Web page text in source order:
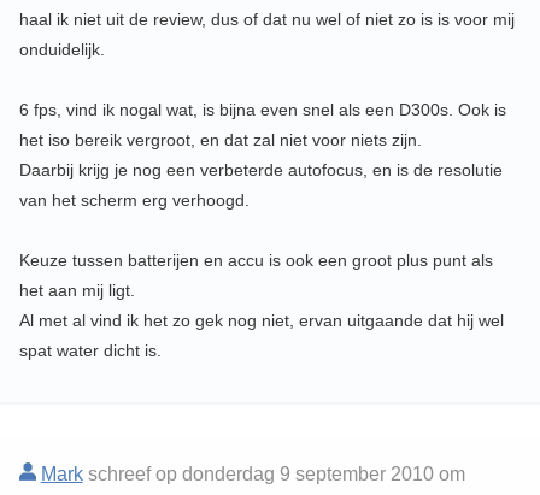
haal ik niet uit de review, dus of dat nu wel of niet zo is is voor mij
onduidelijk.
6 fps, vind ik nogal wat, is bijna even snel als een D300s. Ook is
het iso bereik vergroot, en dat zal niet voor niets zijn.
Daarbij krijg je nog een verbeterde autofocus, en is de resolutie
van het scherm erg verhoogd.
Keuze tussen batterijen en accu is ook een groot plus punt als
het aan mij ligt.
Al met al vind ik het zo gek nog niet, ervan uitgaande dat hij wel
spat water dicht is.
Markschreef op donderdag 9 september 2010 om